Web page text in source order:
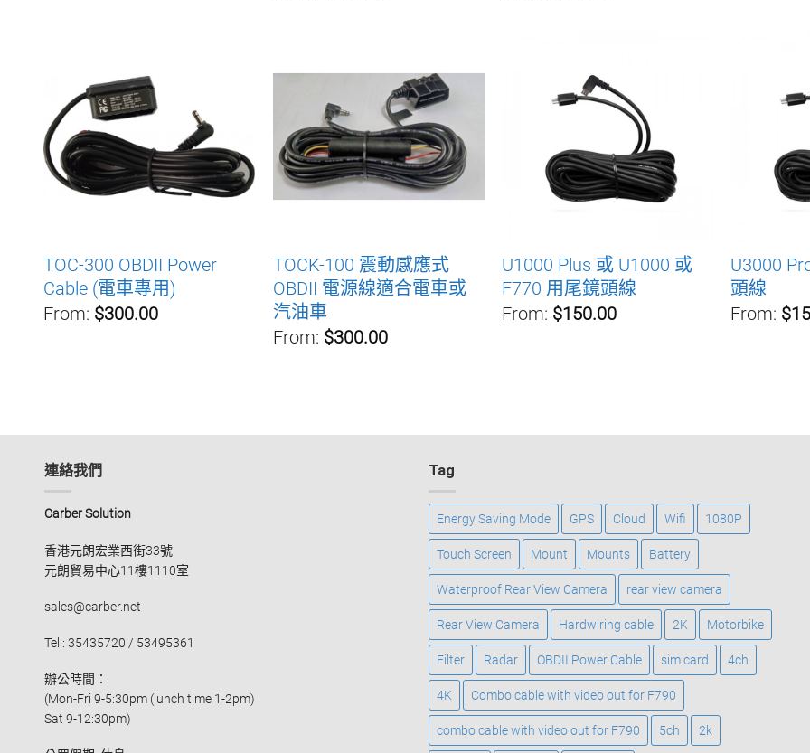
TOC-300 OBDII Power
Cable (電車專用)
From: $300.00
TOCK-100 震動感應式
OBDII 電源線適合電車或
汽油車
From: $300.00
U1000 Plus 或 U1000 或
F770 用尾鏡頭線
From: $150.00
U3000
頭線
From:
連絡我們
Carber Solution
香港元朗宏業西街33號
元朗貿易中心11樓1110室
sales@carber.net
Tel : 35435720 / 53495361
辦公時間：
(Mon-Fri 9-5:30pm (lunch time 1-2pm)
Sat 9-12:30pm)
Tag
Energy Saving Mode GPS Cloud Wifi 1080P
Touch Screen Mount Mounts Battery
Waterproof Rear View Camera rear view camera
Rear View Camera Hardwiring cable 2K Motorbike
Filter Radar OBDII Power Cable sim card 4ch
4K Combo cable with video out for F790
combo cable with video out for F790 5ch 2k